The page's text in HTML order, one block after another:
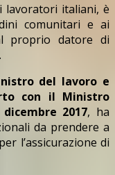
lavoratori italiani, è
comunitari e ai
proprio datore di
del lavoro e
con il Ministro
2017, ha
da prendere a
l’assicurazione di